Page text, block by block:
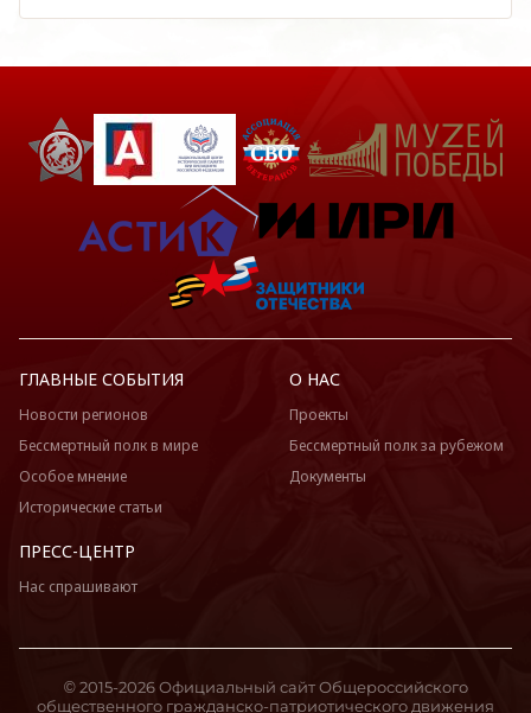
ГЛАВНЫЕ СОБЫТИЯ
Новости регионов
Бессмертный полк в мире
Особое мнение
Исторические статьи
О НАС
Проекты
Бессмертный полк за рубежом
Документы
ПРЕСС-ЦЕНТР
Нас спрашивают
© 2015-2026 Официальный сайт Общероссийского
общественного гражданско-патриотического движения